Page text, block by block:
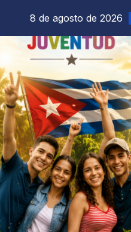
8 de agosto de 2026